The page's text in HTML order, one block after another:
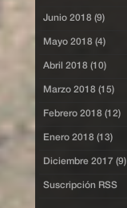
Junio 2018 (9)
Mayo 2018 (4)
Abril 2018 (10)
Marzo 2018 (15)
Febrero 2018 (12)
Enero 2018 (13)
Diciembre 2017 (9)
Suscripción RSS